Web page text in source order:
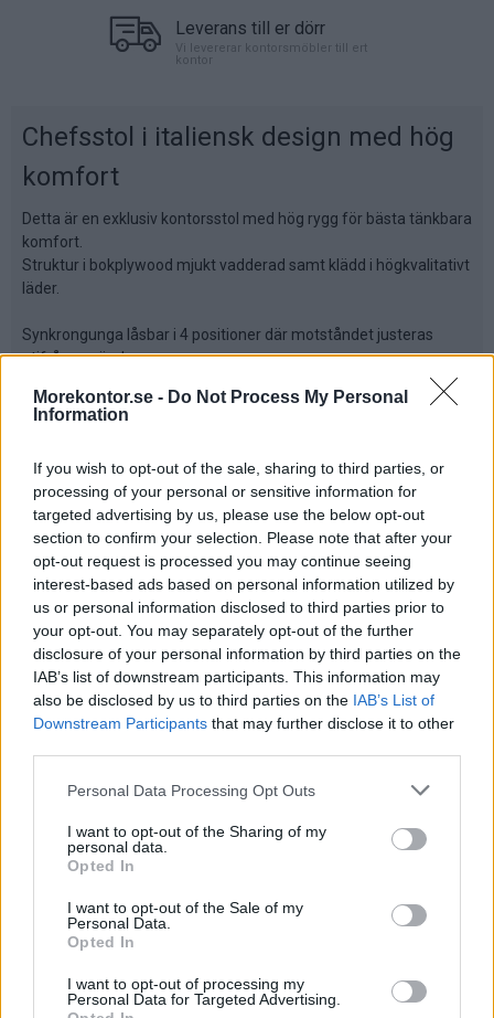
Morekontor.se - Do Not Process My Personal
Information
If you wish to opt-out of the sale, sharing to third parties, or
processing of your personal or sensitive information for
targeted advertising by us, please use the below opt-out
section to confirm your selection. Please note that after your
opt-out request is processed you may continue seeing
interest-based ads based on personal information utilized by
us or personal information disclosed to third parties prior to
your opt-out. You may separately opt-out of the further
disclosure of your personal information by third parties on the
IAB’s list of downstream participants. This information may
also be disclosed by us to third parties on the IAB’s List of
Downstream Participants that may further disclose it to other
Personal Data Processing Opt Outs
I want to opt-out of the Sharing of my
personal data.
Opted In
I want to opt-out of the Sale of my
Personal Data.
Opted In
I want to opt-out of processing my
Personal Data for Targeted Advertising.
Leverans till er dörr
Vi levererar kontorsmöbler till ert
kontor
Chefsstol i italiensk design med hög
komfort
Detta är en exklusiv kontorsstol med hög rygg för bästa tänkbara
komfort.
Struktur i bokplywood mjukt vadderad samt klädd i högkvalitativt
läder.
Synkrongunga låsbar i 4 positioner där motståndet justeras
utifrån användarens
aluminium med
Fasta kromade armstöd med läderklädd stoppning ger stolen
ytterligare elegans.
Stoppning: Sits, tjocklek 50 mm. Ryggstöd, tjocklek 50 mm.